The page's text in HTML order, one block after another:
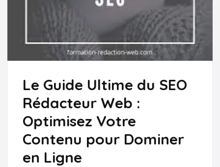
Le Guide Ultime du SEO
Rédacteur Web :
Optimisez Votre
Contenu pour Dominer
en Ligne